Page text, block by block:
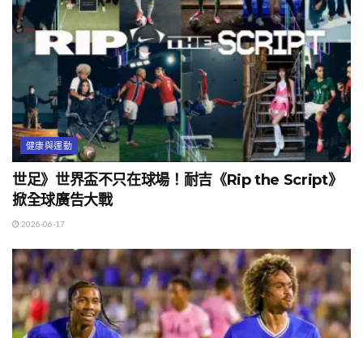
健康與運動
世足》世界盃不只在球場！耐吉《Rip the Script》
掀全球廣告大戰
2026-06-17